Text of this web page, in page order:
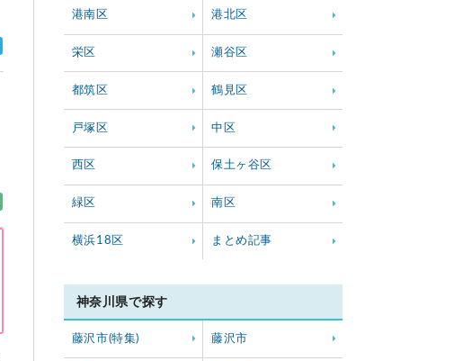
港南区 港北区
栄区 瀬谷区
都筑区 鶴見区
戸塚区 中区
西区 保土ヶ谷区
緑区 南区
横浜18区 まとめ記事
神奈川県で探す
藤沢市(特集) 藤沢市